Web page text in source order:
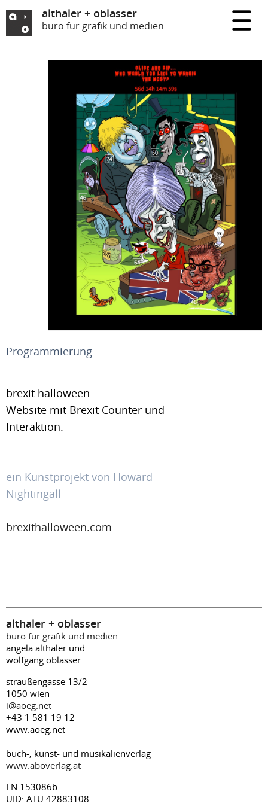
althaler + oblasser
büro für grafik und medien
Programmierung
brexit halloween
Website mit Brexit Counter und
Interaktion.
ein Kunstprojekt von Howard
Nightingall
brexithalloween.com
althaler + oblasser
büro für grafik und medien
angela althaler und
wolfgang oblasser
straußengasse 13/2
1050 wien
i@aoeg.net
+43 1 581 19 12
www.aoeg.net
buch-, kunst- und musikalienverlag
www.aboverlag.at
FN 153086b
UID: ATU 42883108